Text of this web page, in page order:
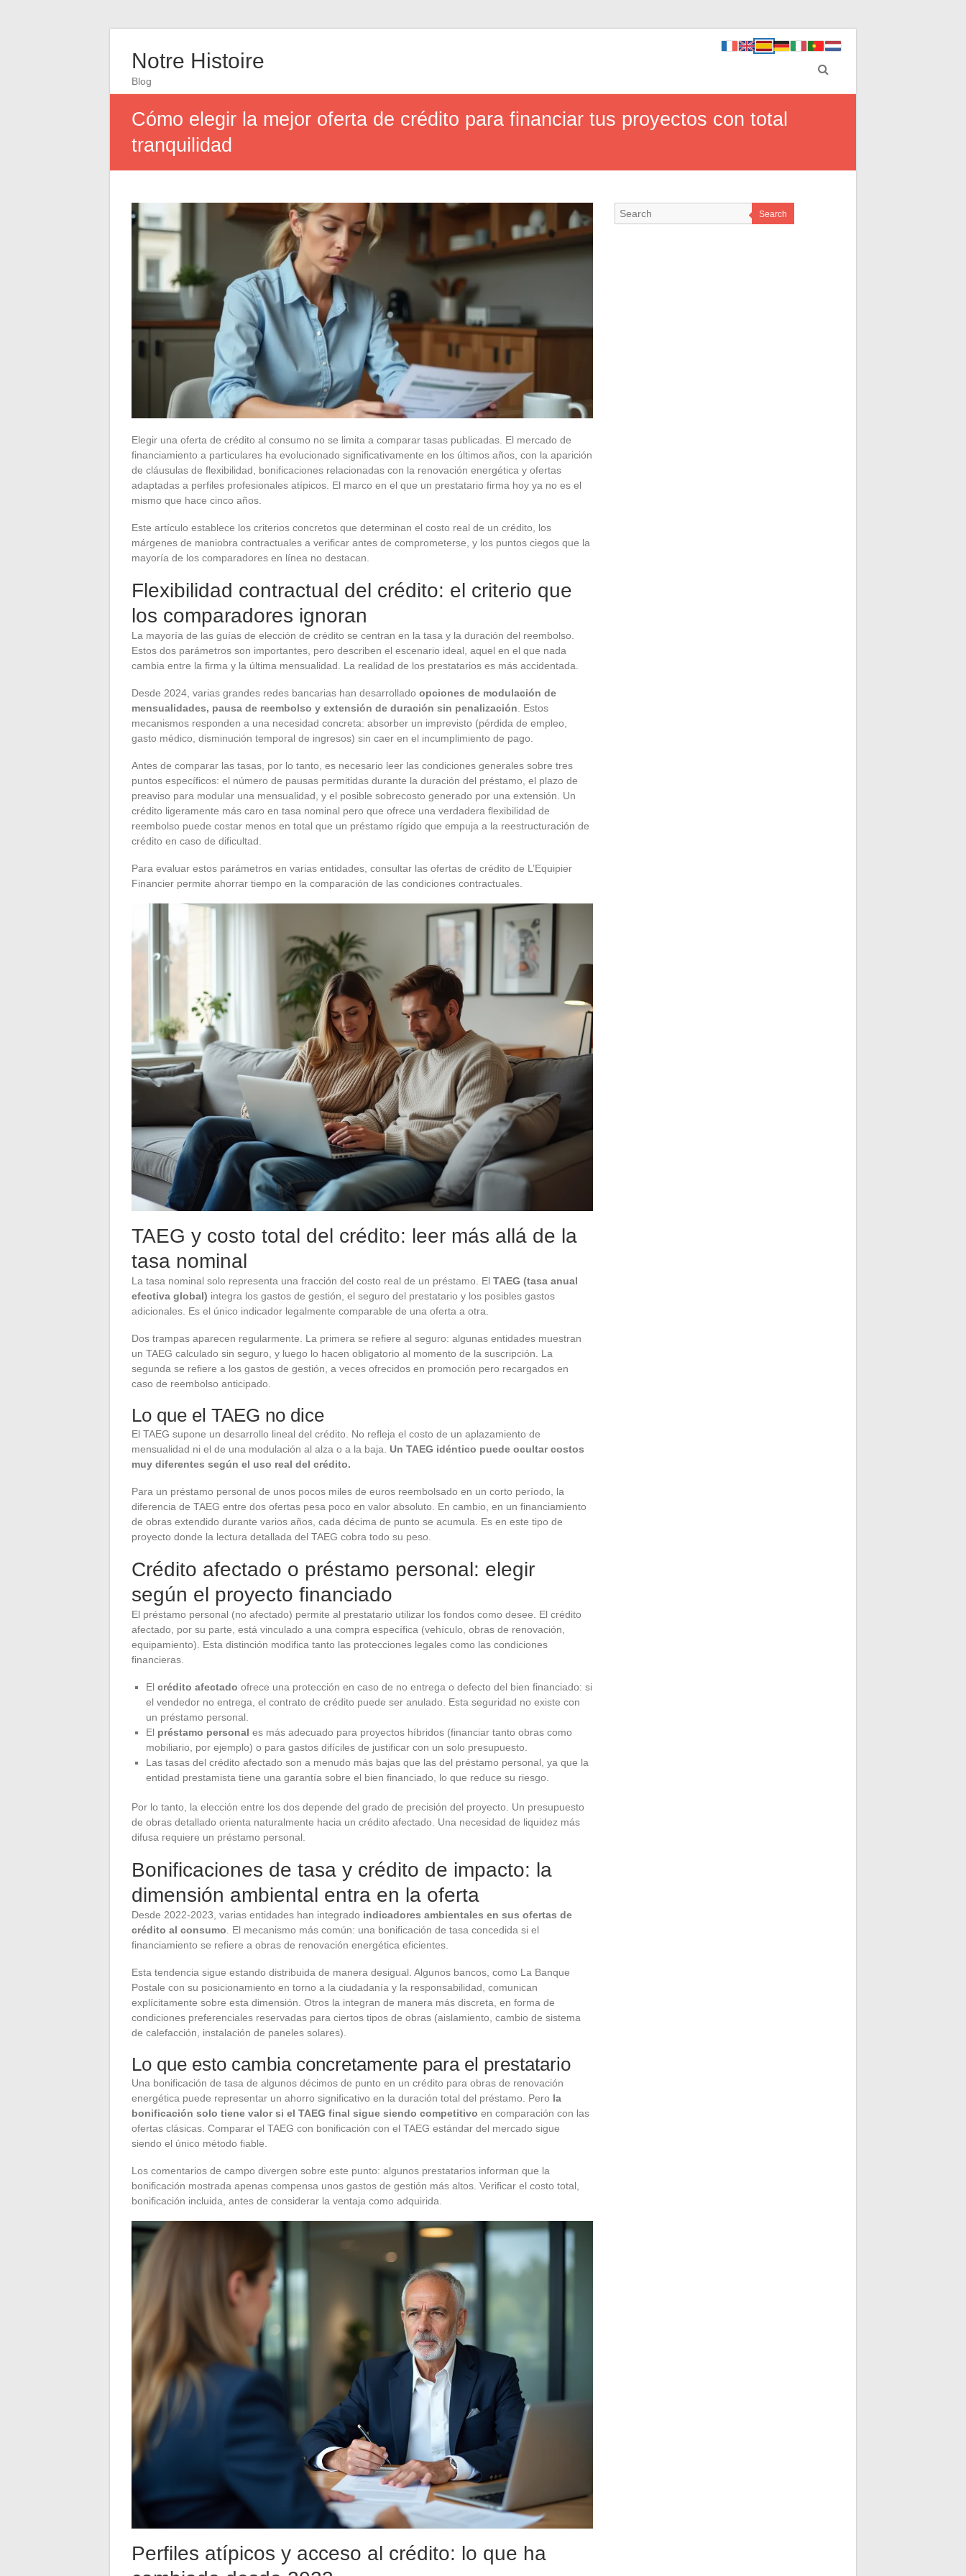
Notre Histoire
Blog
Cómo elegir la mejor oferta de crédito para financiar tus proyectos con total
tranquilidad
Elegir una oferta de crédito al consumo no se limita a comparar tasas publicadas. El mercado de
financiamiento a particulares ha evolucionado significativamente en los últimos años, con la aparición
de cláusulas de flexibilidad, bonificaciones relacionadas con la renovación energética y ofertas
adaptadas a perfiles profesionales atípicos. El marco en el que un prestatario firma hoy ya no es el
mismo que hace cinco años.
Este artículo establece los criterios concretos que determinan el costo real de un crédito, los
márgenes de maniobra contractuales a verificar antes de comprometerse, y los puntos ciegos que la
mayoría de los comparadores en línea no destacan.
Flexibilidad contractual del crédito: el criterio que
los comparadores ignoran
La mayoría de las guías de elección de crédito se centran en la tasa y la duración del reembolso.
Estos dos parámetros son importantes, pero describen el escenario ideal, aquel en el que nada
cambia entre la firma y la última mensualidad. La realidad de los prestatarios es más accidentada.
Desde 2024, varias grandes redes bancarias han desarrollado opciones de modulación de
mensualidades, pausa de reembolso y extensión de duración sin penalización . Estos
mecanismos responden a una necesidad concreta: absorber un imprevisto (pérdida de empleo,
gasto médico, disminución temporal de ingresos) sin caer en el incumplimiento de pago.
Antes de comparar las tasas, por lo tanto, es necesario leer las condiciones generales sobre tres
puntos específicos: el número de pausas permitidas durante la duración del préstamo, el plazo de
preaviso para modular una mensualidad, y el posible sobrecosto generado por una extensión. Un
crédito ligeramente más caro en tasa nominal pero que ofrece una verdadera flexibilidad de
reembolso puede costar menos en total que un préstamo rígido que empuja a la reestructuración de
crédito en caso de dificultad.
Para evaluar estos parámetros en varias entidades, consultar las ofertas de crédito de L’Equipier
Financier permite ahorrar tiempo en la comparación de las condiciones contractuales.
TAEG y costo total del crédito: leer más allá de la
tasa nominal
La tasa nominal solo representa una fracción del costo real de un préstamo. El TAEG (tasa anual
efectiva global) integra los gastos de gestión, el seguro del prestatario y los posibles gastos
adicionales. Es el único indicador legalmente comparable de una oferta a otra.
Dos trampas aparecen regularmente. La primera se refiere al seguro: algunas entidades muestran
un TAEG calculado sin seguro, y luego lo hacen obligatorio al momento de la suscripción. La
segunda se refiere a los gastos de gestión, a veces ofrecidos en promoción pero recargados en
caso de reembolso anticipado.
Lo que el TAEG no dice
El TAEG supone un desarrollo lineal del crédito. No refleja el costo de un aplazamiento de
mensualidad ni el de una modulación al alza o a la baja. Un TAEG idéntico puede ocultar costos
muy diferentes según el uso real del crédito.
Para un préstamo personal de unos pocos miles de euros reembolsado en un corto período, la
diferencia de TAEG entre dos ofertas pesa poco en valor absoluto. En cambio, en un financiamiento
de obras extendido durante varios años, cada décima de punto se acumula. Es en este tipo de
proyecto donde la lectura detallada del TAEG cobra todo su peso.
Crédito afectado o préstamo personal: elegir
según el proyecto financiado
El préstamo personal (no afectado) permite al prestatario utilizar los fondos como desee. El crédito
afectado, por su parte, está vinculado a una compra específica (vehículo, obras de renovación,
equipamiento). Esta distinción modifica tanto las protecciones legales como las condiciones
financieras.
El crédito afectado ofrece una protección en caso de no entrega o defecto del bien financiado: si
el vendedor no entrega, el contrato de crédito puede ser anulado. Esta seguridad no existe con
un préstamo personal.
El préstamo personal es más adecuado para proyectos híbridos (financiar tanto obras como
mobiliario, por ejemplo) o para gastos difíciles de justificar con un solo presupuesto.
Las tasas del crédito afectado son a menudo más bajas que las del préstamo personal, ya que la
entidad prestamista tiene una garantía sobre el bien financiado, lo que reduce su riesgo.
Por lo tanto, la elección entre los dos depende del grado de precisión del proyecto. Un presupuesto
de obras detallado orienta naturalmente hacia un crédito afectado. Una necesidad de liquidez más
difusa requiere un préstamo personal.
Bonificaciones de tasa y crédito de impacto: la
dimensión ambiental entra en la oferta
Desde 2022-2023, varias entidades han integrado indicadores ambientales en sus ofertas de
crédito al consumo . El mecanismo más común: una bonificación de tasa concedida si el
financiamiento se refiere a obras de renovación energética eficientes.
Esta tendencia sigue estando distribuida de manera desigual. Algunos bancos, como La Banque
Postale con su posicionamiento en torno a la ciudadanía y la responsabilidad, comunican
explícitamente sobre esta dimensión. Otros la integran de manera más discreta, en forma de
condiciones preferenciales reservadas para ciertos tipos de obras (aislamiento, cambio de sistema
de calefacción, instalación de paneles solares).
Lo que esto cambia concretamente para el prestatario
Una bonificación de tasa de algunos décimos de punto en un crédito para obras de renovación
energética puede representar un ahorro significativo en la duración total del préstamo. Pero la
bonificación solo tiene valor si el TAEG final sigue siendo competitivo en comparación con las
ofertas clásicas. Comparar el TAEG con bonificación con el TAEG estándar del mercado sigue
siendo el único método fiable.
Los comentarios de campo divergen sobre este punto: algunos prestatarios informan que la
bonificación mostrada apenas compensa unos gastos de gestión más altos. Verificar el costo total,
bonificación incluida, antes de considerar la ventaja como adquirida.
Perfiles atípicos y acceso al crédito: lo que ha
Search